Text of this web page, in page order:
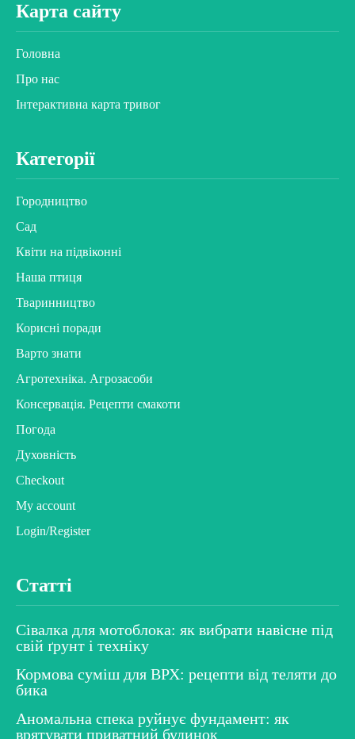
Карта сайту
Головна
Про нас
Інтерактивна карта тривог
Категорії
Городництво
Сад
Квіти на підвіконні
Наша птиця
Тваринництво
Корисні поради
Варто знати
Агротехніка. Агрозасоби
Консервація. Рецепти смакоти
Погода
Духовність
Checkout
My account
Login/Register
Статті
Сівалка для мотоблока: як вибрати навісне під
свій ґрунт і техніку
Кормова суміш для ВРХ: рецепти від теляти до
бика
Аномальна спека руйнує фундамент: як
врятувати приватний будинок